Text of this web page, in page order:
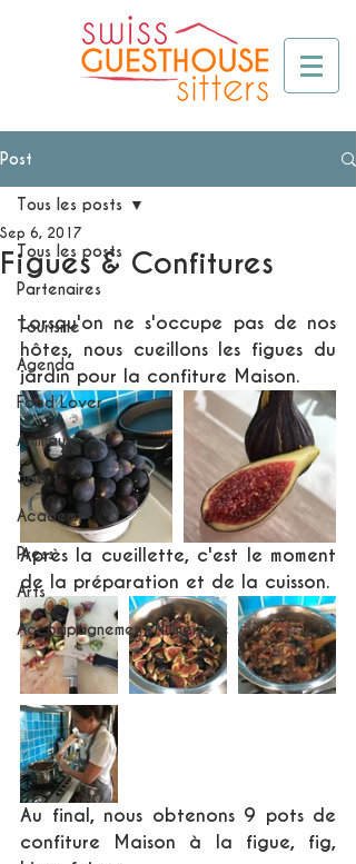
Post
Tous les posts
Partenaires
Tourisme
Agenda
Food Lover
Animaux
Sport
Academy
Press
Arts
Accompagnement Numérique
Tous les posts
Figues & Confitures
Sep 6, 2017
Lorsqu'on ne s'occupe pas de nos
hôtes, nous cueillons les figues du
jardin pour la confiture Maison.
Après la cueillette, c'est le moment
de la préparation et de la cuisson.
Au final, nous obtenons 9 pots de
confiture Maison à la figue, fig,